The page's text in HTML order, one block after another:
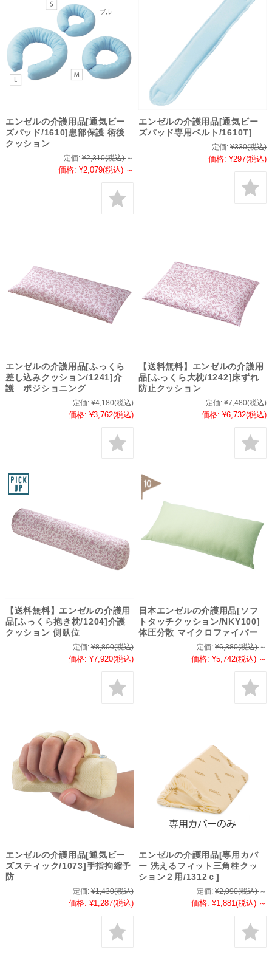
エンゼルの介護用品[通気ビー
ズパッド/1610]患部保護 術後
クッション
定価: ¥2,310(税込) ～
価格: ¥2,079(税込) ～
エンゼルの介護用品[通気ビー
ズパッド専用ベルト/1610T]
定価: ¥330(税込)
価格: ¥297(税込)
エンゼルの介護用品[ふっくら
差し込みクッション/1241]介
護 ポジショニング
定価: ¥4,180(税込)
価格: ¥3,762(税込)
【送料無料】エンゼルの介護用
品[ふっくら大枕/1242]床ずれ
防止クッション
定価: ¥7,480(税込)
価格: ¥6,732(税込)
【送料無料】エンゼルの介護用
品[ふっくら抱き枕/1204]介護
クッション 側臥位
定価: ¥8,800(税込)
価格: ¥7,920(税込)
日本エンゼルの介護用品[ソフ
トタッチクッション/NKY100]
体圧分散 マイクロファイバー
定価: ¥6,380(税込) ～
価格: ¥5,742(税込) ～
エンゼルの介護用品[通気ビー
ズスティック/1073]手指拘縮予
防
定価: ¥1,430(税込)
価格: ¥1,287(税込)
エンゼルの介護用品[専用カバ
ー 洗えるフィット三角柱クッ
ション２用/1312ｃ]
定価: ¥2,090(税込) ～
価格: ¥1,881(税込) ～